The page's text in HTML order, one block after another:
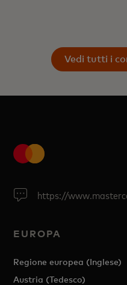
Vedi tutti i
https://
EUROPA
Regione europea (Inglese)
Austria (Tedesco)